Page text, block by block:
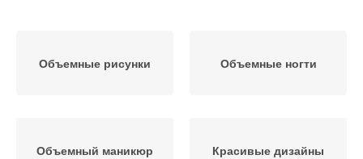
Объемные рисунки Объемные ногти
Объемный маникюр Красивые дизайны